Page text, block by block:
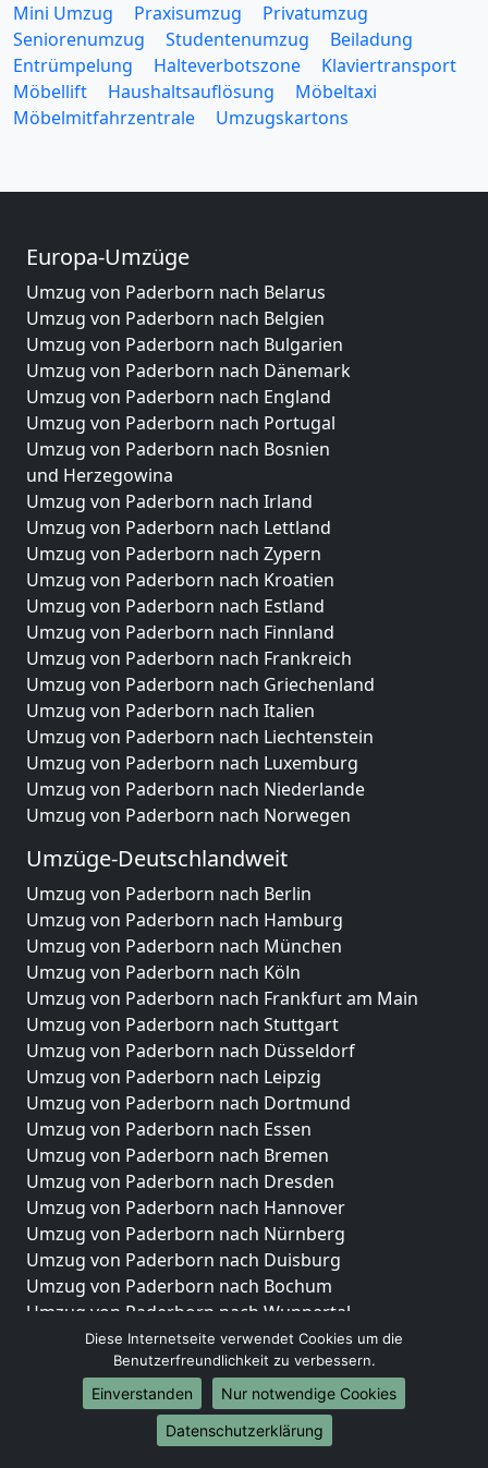
Mini Umzug
Praxisumzug
Privatumzug
Seniorenumzug
Studentenumzug
Beiladung
Entrümpelung
Halteverbotszone
Klaviertransport
Möbellift
Haushaltsauflösung
Möbeltaxi
Möbelmitfahrzentrale
Umzugskartons
Europa-Umzüge
Umzug von Paderborn nach Belarus
Umzug von Paderborn nach Belgien
Umzug von Paderborn nach Bulgarien
Umzug von Paderborn nach Dänemark
Umzug von Paderborn nach England
Umzug von Paderborn nach Portugal
Umzug von Paderborn nach Bosnien
und Herzegowina
Umzug von Paderborn nach Irland
Umzug von Paderborn nach Lettland
Umzug von Paderborn nach Zypern
Umzug von Paderborn nach Kroatien
Umzug von Paderborn nach Estland
Umzug von Paderborn nach Finnland
Umzug von Paderborn nach Frankreich
Umzug von Paderborn nach Griechenland
Umzug von Paderborn nach Italien
Umzug von Paderborn nach Liechtenstein
Umzug von Paderborn nach Luxemburg
Umzug von Paderborn nach Niederlande
Umzug von Paderborn nach Norwegen
Umzüge-Deutschlandweit
Umzug von Paderborn nach Berlin
Umzug von Paderborn nach Hamburg
Umzug von Paderborn nach München
Umzug von Paderborn nach Köln
Umzug von Paderborn nach Frankfurt am Main
Umzug von Paderborn nach Stuttgart
Umzug von Paderborn nach Düsseldorf
Umzug von Paderborn nach Leipzig
Umzug von Paderborn nach Dortmund
Umzug von Paderborn nach Essen
Umzug von Paderborn nach Bremen
Umzug von Paderborn nach Dresden
Umzug von Paderborn nach Hannover
Umzug von Paderborn nach Nürnberg
Umzug von Paderborn nach Duisburg
Umzug von Paderborn nach Bochum
Umzug von Paderborn nach Wuppertal
Umzug von Paderborn nach Bielefeld
Umzug von Paderborn nach Bonn
Umzug von Paderborn nach Münster
Internationale-Umzüge
Diese Internetseite verwendet Cookies um die
Benutzerfreundlichkeit zu verbessern.
Einverstanden
Nur notwendige Cookies
Datenschutzerklärung